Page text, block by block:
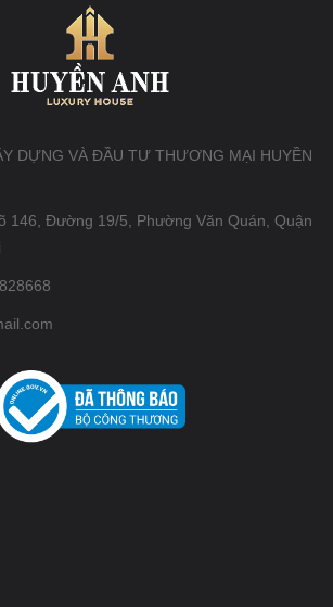
DỰNG VÀ ĐẦU TƯ THƯƠNG MẠI HUYỀN
146, Đường 19/5, Phường Văn Quán, Quận